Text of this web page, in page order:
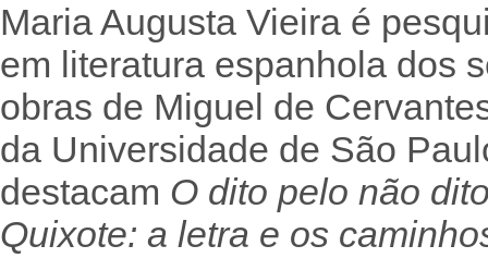
Maria Augusta Vieira é
em literatura espanhola dos
obras de Miguel de
da Universidade de São
destacam O dito pelo não
Quixote: a letra e os